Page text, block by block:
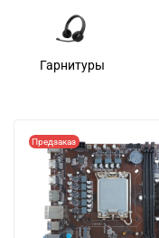
Гарнитуры
Предзаказ